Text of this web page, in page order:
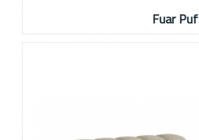
Fuar Puf